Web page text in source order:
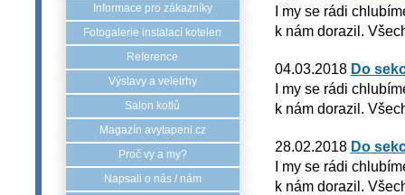
Informace pro zákazníky
Fotogalerie instalací kotelen
Reference
Výstavy a veletrhy
Salon kotlů
Magazín avytapeni.cz
Proč vy a my?
Napsali o nás / nám
I my se rádi
k nám dorazil.
04.03.2018 Do
I my se rádi
k nám dorazil.
28.02.2018 Do
I my se rádi
k nám dorazil.